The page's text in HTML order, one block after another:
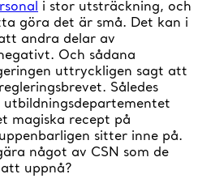
i stor utsträckning, och
göra det är små. Det kan i
andra delar av
Och sådana
uttryckligen sagt att
Således
magiska recept på
sitter inne på.
något av CSN som de
uppnå?